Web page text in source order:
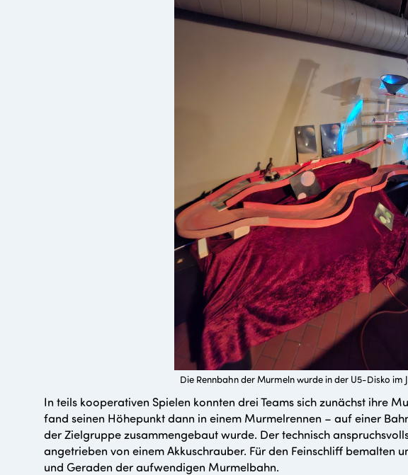
Die Rennbahn der Murmeln wurde in der U5-Disko im
In teils kooperativen Spielen konnten drei Teams sich zunächst ihre
fand seinen Höhepunkt dann in einem Murmelrennen – auf einer
der Zielgruppe zusammengebaut wurde. Der technisch
angetrieben von einem Akkuschrauber. Für den Feinschliff bemalten
und Geraden der aufwendigen Murmelbahn.